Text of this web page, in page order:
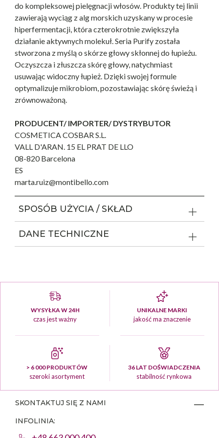
do kompleksowej pielęgnacji włosów. Produkty tej linii
zawierają wyciąg z alg morskich uzyskany w procesie
hiperfermentacji, która czterokrotnie zwiększyła
działanie aktywnych molekuł. Seria Purify została
stworzona z myślą o skórze głowy skłonnej do łupieżu.
Oczyszcza i złuszcza skórę głowy, natychmiast
usuwając widoczny łupież. Dzięki swojej formule
optymalizuje mikrobiom, pozostawiając skórę świeżą i
zrównoważoną.
PRODUCENT/ IMPORTER/ DYSTRYBUTOR
COSMETICA COSBAR S.L.
VALL D'ARAN. 15 EL PRAT DE LLO
08-820 Barcelona
ES
marta.ruiz@montibello.com
SPOSÓB UŻYCIA / SKŁAD
DANE TECHNICZNE
WYSYŁKA W 24H
czas jest ważny
UNIKALNE MARKI
jakość ma znaczenie
> 6 000 PRODUKTÓW
szeroki asortyment
36 LAT DOŚWIADCZENIA
stabilność rynkowa
SKONTAKTUJ SIĘ Z NAMI
INFOLINIA: